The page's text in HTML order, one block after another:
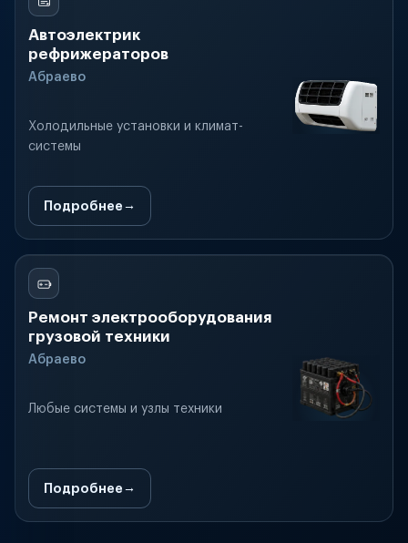
Автоэлектрик
рефрижераторов
Абраево
Холодильные установки и климат-
системы
Подробнее
Ремонт электрооборудования
грузовой техники
Абраево
Любые системы и узлы техники
Подробнее